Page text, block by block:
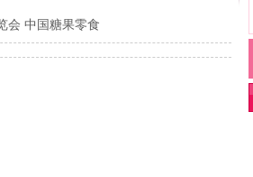
会 中国糖果零食